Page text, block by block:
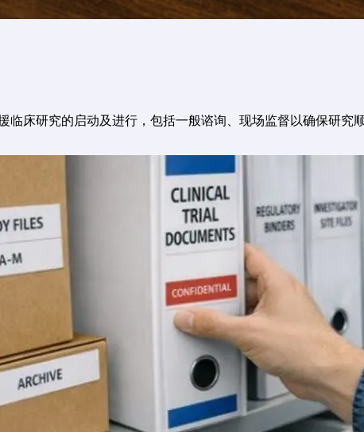
临床研究的启动及进行，包括一般谘询、现场监督以确保研究